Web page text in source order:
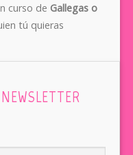
curso de Gallegas o
tú quieras